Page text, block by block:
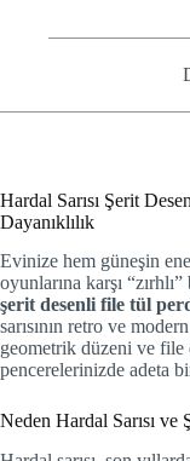
Hardal Sarısı Şerit
Dayanıklılık
Evinize hem güneşin
oyunlarına karşı
şerit desenli file tül
sarısının retro ve
geometrik düzeni ve file
pencerelerinizde adeta
Neden Hardal Sarısı ve